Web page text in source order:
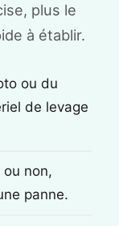
plus le
à établir.
ou du
de levage
non,
panne.